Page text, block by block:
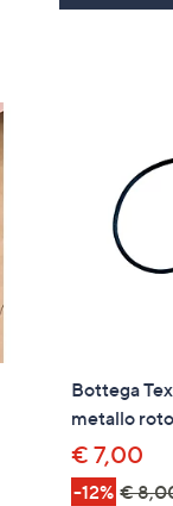
Bottega
metallo
€ 7,00
-12% €